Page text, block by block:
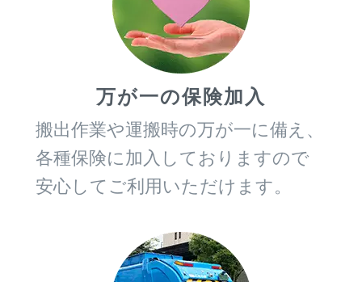
万が一の保険加入
搬出作業や運搬時の万が一に備え、
各種保険に加入しておりますので
安心してご利用いただけます。